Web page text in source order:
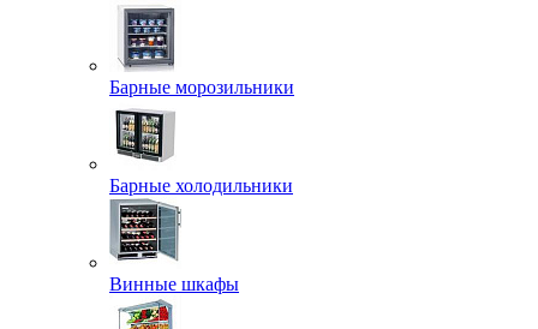
Барные морозильники
Барные холодильники
Винные шкафы